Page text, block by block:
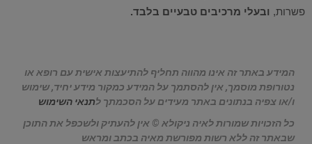
פשרות, ובעלי מרכיבים טבעיים בלבד.
המידע באתר זה אינו מהווה תחליף להתיעצות אישית עם רופא או
נטורופת מוסמך, אין להסתמך על המידע כמקור מידע יחיד, שימוש
ו/או צפיה בנתונים באתר מעידים על הסכמתך לתנאי השימוש
כל הזכויות שמורות לאיה ניקולא © אין להעתיק ולשכפל את התוכן
שבאתר זה ללא רשות מפורשת מאיה בכתב ומראש